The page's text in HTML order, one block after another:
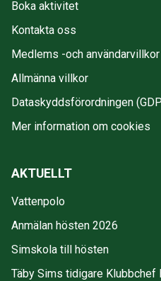
Boka aktivitet
Kontakta oss
Medlems -och användarvillkor
Allmänna villkor
Dataskyddsförordningen
Mer information om cookies
AKTUELLT
Vattenpolo
Anmälan hösten 2026
Simskola till hösten
Täby Sims tidigare Klubbchef